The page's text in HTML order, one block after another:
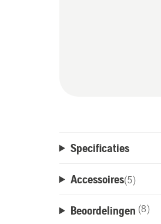
Specificaties
Accessoires(5)
Beoordelingen (8)